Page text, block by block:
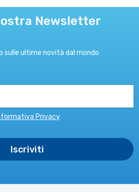
Newsletter
sulle ultime novità dal mondo
Privacy